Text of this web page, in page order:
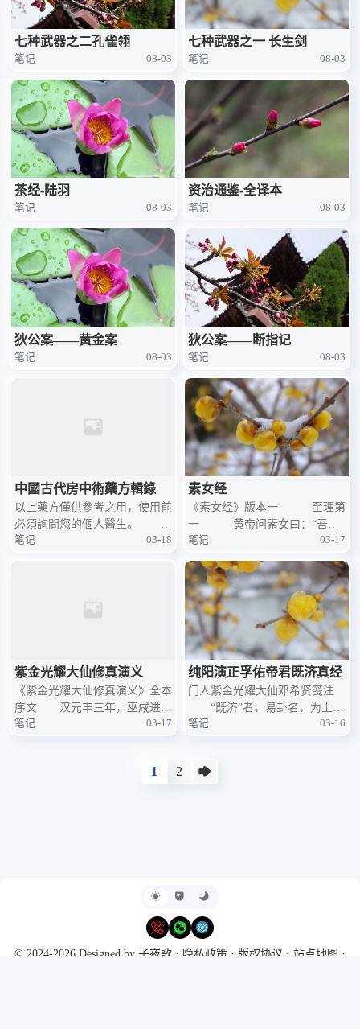
七种武器之二孔雀翎
笔记 08-03
七种武器之一 长生剑
笔记 08-03
茶经-陆羽
笔记 08-03
资治通鉴-全译本
笔记 08-03
狄公案——黄金案
笔记 08-03
狄公案——断指记
笔记 08-03
中國古代房中術藥方輯錄
以上藥方僅供參考之用，使用前
必須詢問您的個人醫生。 中
國是一個文明的古國，在古代人
分為內服和外用，內服的有食物
笔记 03-18
素女经
《素女经》版本一 至理第
一 黄帝问素女曰：“吾气
衰而不和，心内不乐，身常恐
危，将如之何？”素女曰：“凡人
之所以衰微者，皆伤于阴阳交接
之道尔。夫女之胜男，犹水之灭
火。知行之，如釜鼎能和五味，
以成
笔记 03-17
紫金光耀大仙修真演义
《紫金光耀大仙修真演义》全本
序文 汉元丰三年，巫咸进
《修真语录》于武帝。帝不能
施之种子，聪明易养。然有当
笔记 03-17
纯阳演正孚佑帝君既济真经
门人紫金光耀大仙邓希贤笺注
“既济”者，易卦名，为上坎
下离。“离”，男也，卦中虚为真
阳。坎离交媾，采真阴以补真
笔记 03-16
1 2
© 2024-2026 Designed by 子夜歌 · 隐私政策 · 版权协议 · 站点地图 ·